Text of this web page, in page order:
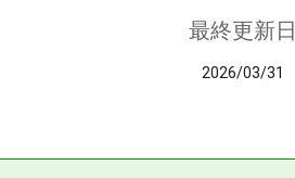
最終更新日
2026/03/31